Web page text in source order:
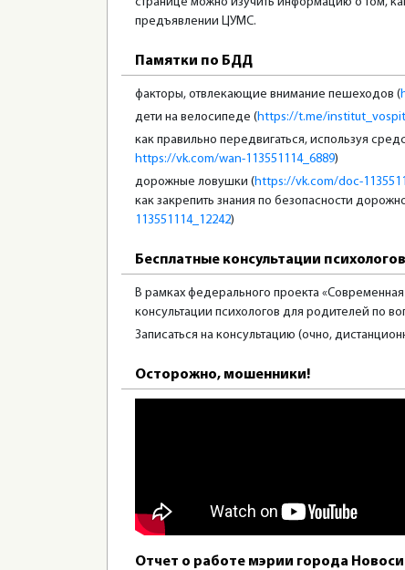
предъявлении ЦУМС.
Памятки по БДД
факторы, отвлекающие внимание пешеходов (
дети на велосипеде (https://t.me/
как правильно передвигаться, используя
https://vk.com/wan-113551114_6889)
дорожные ловушки (https://vk.com/doc-
как закрепить знания по безопасности
113551114_12242)
Бесплатные консультации психологов
В рамках федерального проекта
консультации психологов для родителей по
Записаться на консультацию (очно,
Осторожно, мошенники!
Отчет о работе мэрии города